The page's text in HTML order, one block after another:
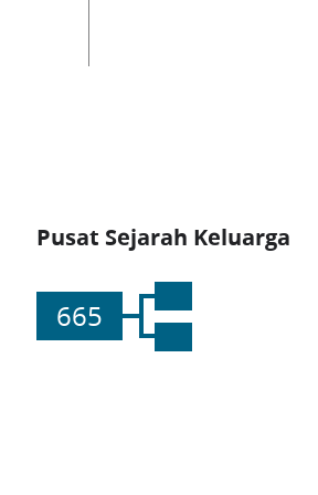
Pusat Sejarah Keluarga
665